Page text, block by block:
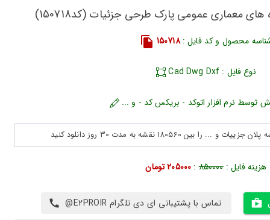
معماری عمومی پارک طرحی جزئیات (کد150718)
محصول و کد فایل :150718
نوع فایل : Cad Dwg Dxf
توسط نرم افزار اتوکد - بریکس کد - و ...
هزینه فایل :850000
: 205000 تومان
تماس با پشتیبانی ای دی تلگرام E2PROIR@